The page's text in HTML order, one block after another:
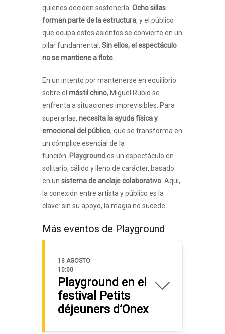
quienes deciden sostenerla. Ocho sillas
forman parte de la estructura, y el público
que ocupa estos asientos se convierte en un
pilar fundamental. Sin ellos, el espectáculo
no se mantiene a flote.
En un intento por mantenerse en equilibrio
sobre el mástil chino, Miguel Rubio se
enfrenta a situaciones imprevisibles. Para
superarlas, necesita la ayuda física y
emocional del público, que se transforma en
un cómplice esencial de la
función. Playgroundes un espectáculo en
solitario, cálido y lleno de carácter, basado
en un sistema de anclaje colaborativo . Aquí,
la conexión entre artista y público es la
clave: sin su apoyo, la magia no sucede.
Más eventos de Playground
13 AGOSTO
10:00
Playground en el
festival Petits
déjeuners d’Onex